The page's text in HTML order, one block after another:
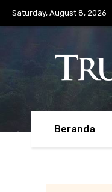
Saturday, August 8, 2026
Beranda